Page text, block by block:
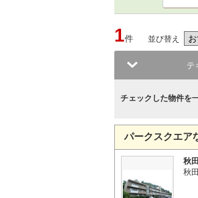
1件 並び替え
テ
チェックした物件を
パークスクエア
秋
秋